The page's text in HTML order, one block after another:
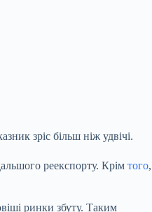
зріс більш ніж удвічі.
реекспорту. Крім того,
ринки збуту. Таким